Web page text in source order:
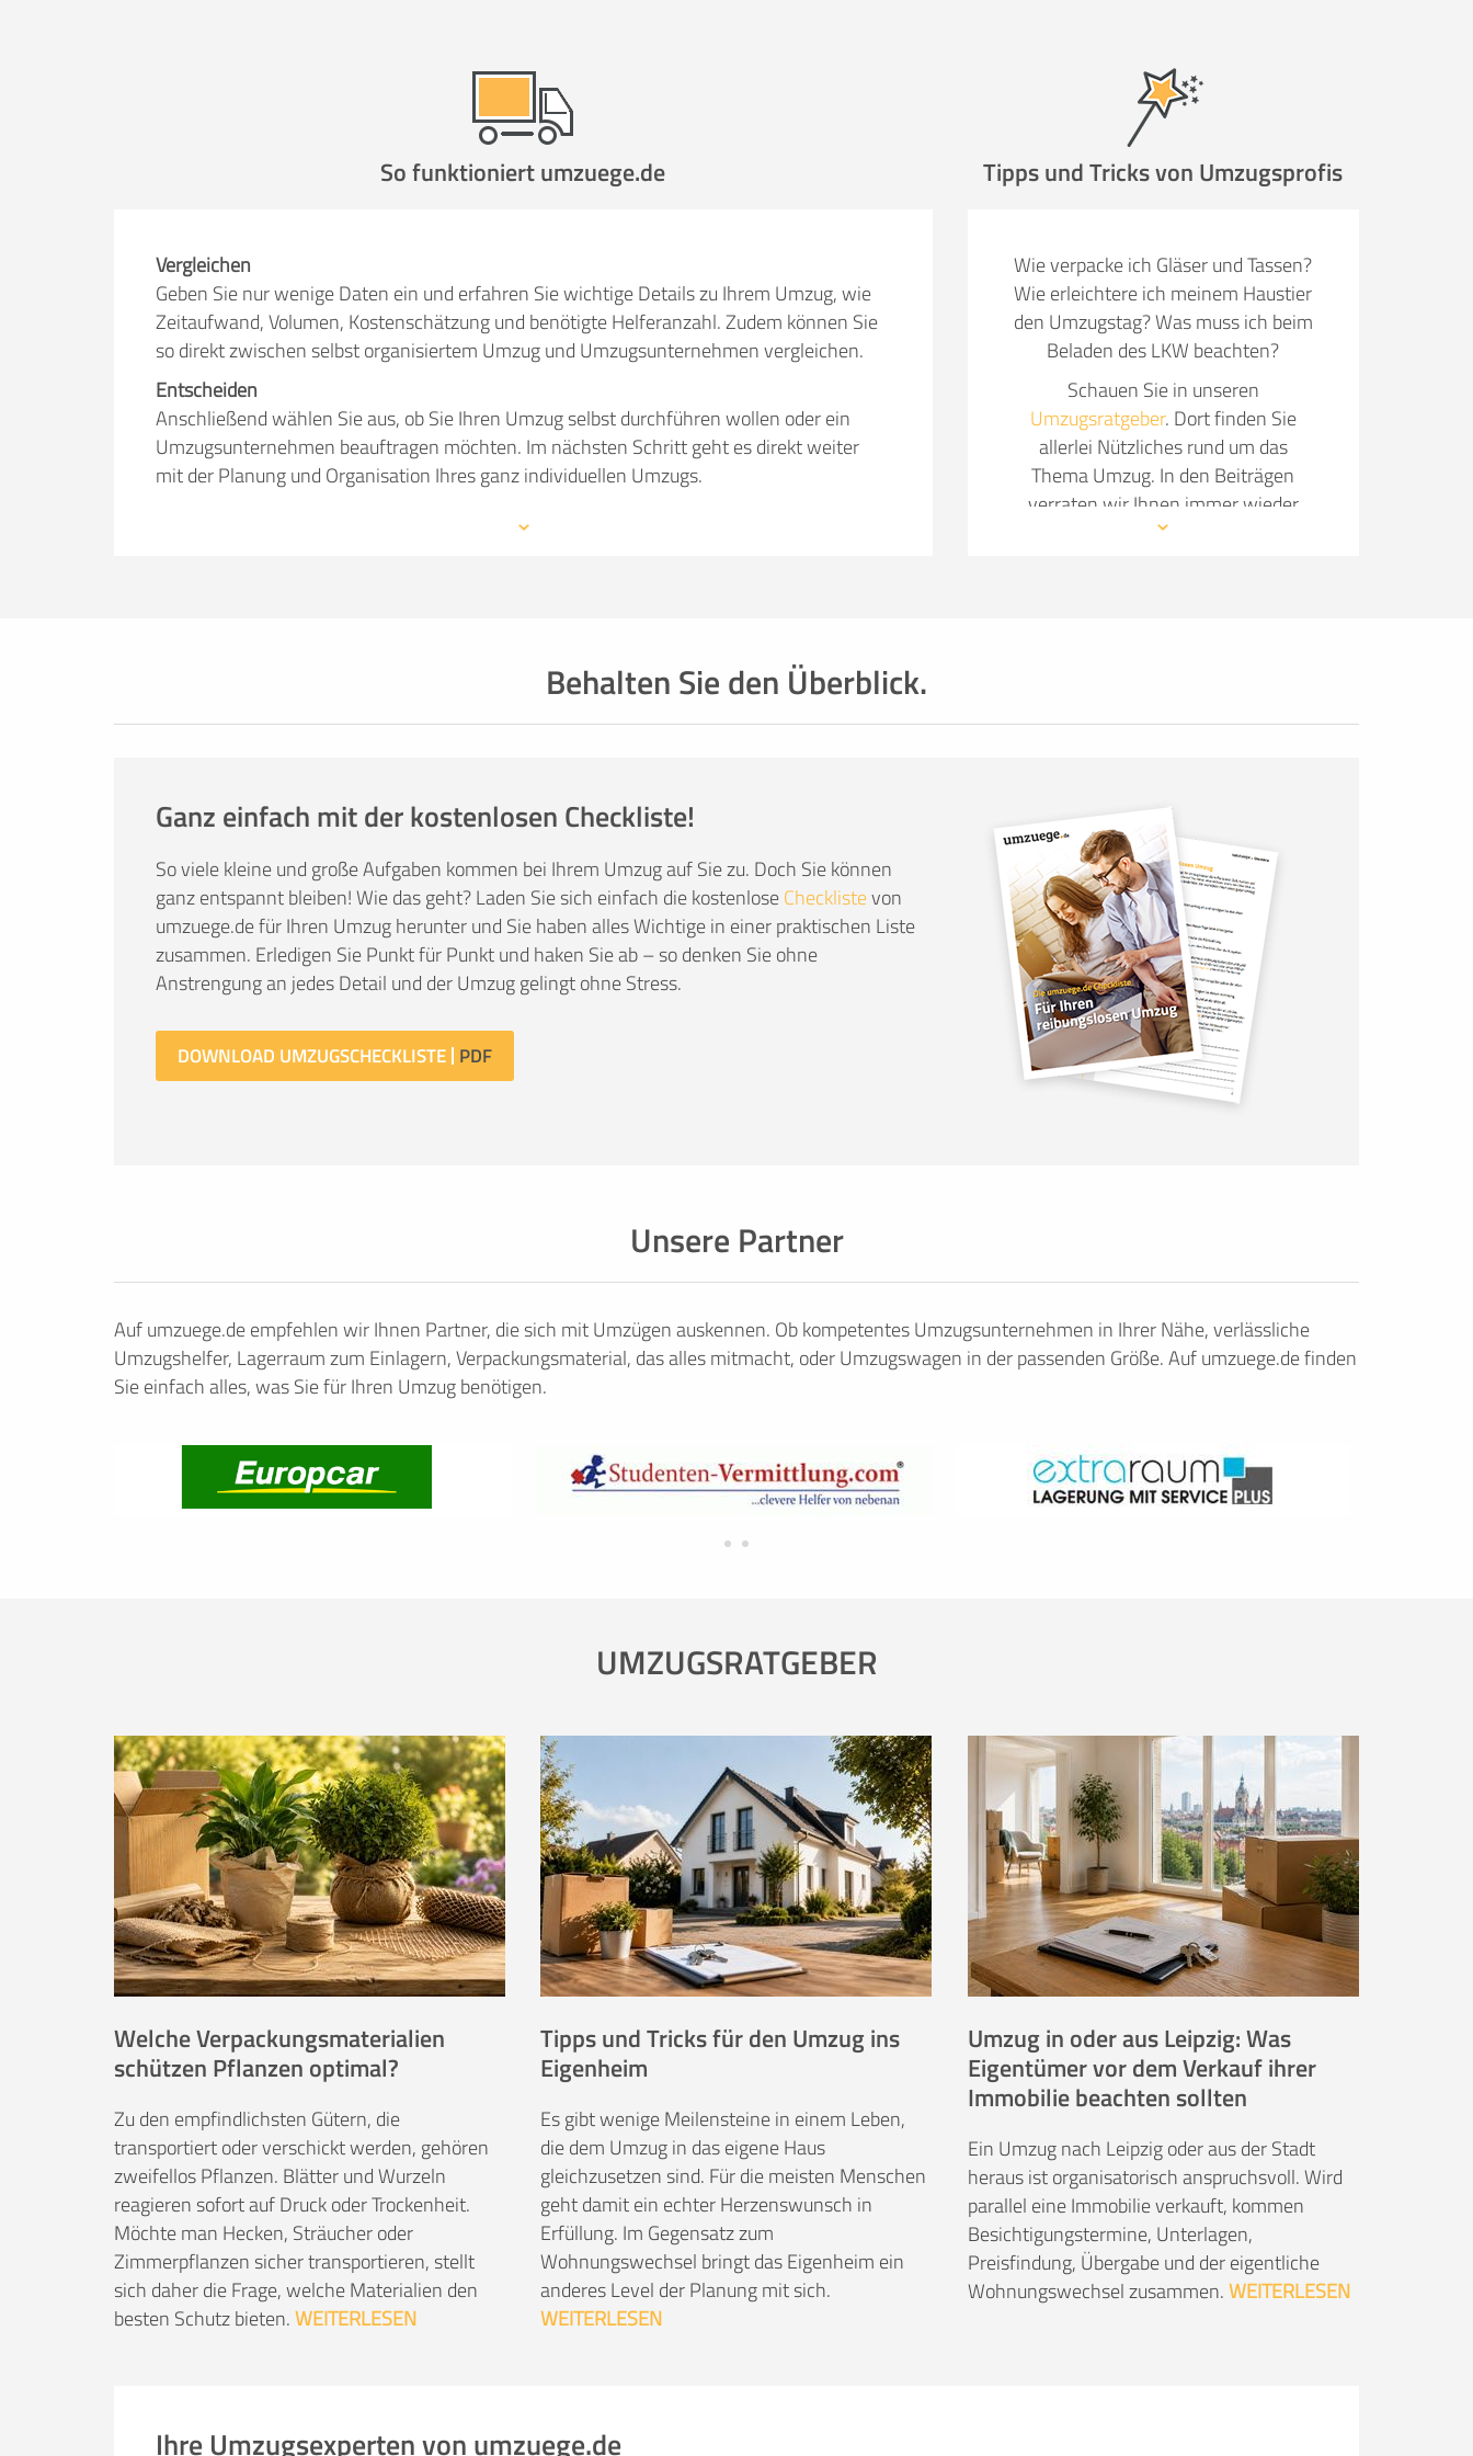
Stunden
Stunden
KOSTENSCHÄTZUNG:
€ -€ .
ICH WILL SELBST UMZIEHEN
Mit Umzugsunternehmen
Stunden
Stunden
KOSTENSCHÄTZUNG:
€ -€
ICH MÖCHTE ANGEBOTE ANFORDERN
So funktioniert umzuege.de
Vergleichen
Geben Sie nur wenige Daten ein und erfahren Sie wichtige Details zu Ihrem Umzug, wie
Zeitaufwand, Volumen, Kostenschätzung und benötigte Helferanzahl. Zudem können Sie
so direkt zwischen selbst organisiertem Umzug und Umzugsunternehmen vergleichen.
Entscheiden
Anschließend wählen Sie aus, ob Sie Ihren Umzug selbst durchführen wollen oder ein
Umzugsunternehmen beauftragen möchten. Im nächsten Schritt geht es direkt weiter
mit der Planung und Organisation Ihres ganz individuellen Umzugs.
Tipps und Tricks von Umzugsprofis
Wie verpacke ich Gläser und Tassen?
Wie erleichtere ich meinem Haustier
den Umzugstag? Was muss ich beim
Beladen des LKW beachten?
Schauen Sie in unseren
Umzugsratgeber. Dort finden Sie
allerlei Nützliches rund um das
Thema Umzug. In den Beiträgen
verraten wir Ihnen immer wieder
neue Details, wie Sie Ihren Umzug so
Behalten Sie den Überblick.
Ganz einfach mit der kostenlosen Checkliste!
So viele kleine und große Aufgaben kommen bei Ihrem Umzug auf Sie zu. Doch Sie können
ganz entspannt bleiben! Wie das geht? Laden Sie sich einfach die kostenloseChecklistevon
umzuege.de für Ihren Umzug herunter und Sie haben alles Wichtige in einer praktischen Liste
zusammen. Erledigen Sie Punkt für Punkt und haken Sie ab – so denken Sie ohne
Anstrengung an jedes Detail und der Umzug gelingt ohne Stress.
DOWNLOAD UMZUGSCHECKLISTE
Unsere Partner
Auf umzuege.de empfehlen wir Ihnen Partner, die sich mit Umzügen auskennen. Ob kompetentes Umzugsunternehmen in Ihrer Nähe, verlässliche
Umzugshelfer, Lagerraum zum Einlagern, Verpackungsmaterial, das alles mitmacht, oder Umzugswagen in der passenden Größe. Auf umzuege.de finden
Sie einfach alles, was Sie für Ihren Umzug benötigen.
UMZUGSRATGEBER
Welche Verpackungsmaterialien
schützen Pflanzen optimal?
Zu den empfindlichsten Gütern, die
transportiert oder verschickt werden, gehören
zweifellos Pflanzen. Blätter und Wurzeln
reagieren sofort auf Druck oder Trockenheit.
Möchte man Hecken, Sträucher oder
Zimmerpflanzen sicher transportieren, stellt
sich daher die Frage, welche Materialien den
besten Schutz bieten.WEITERLESEN
Tipps und Tricks für den Umzug ins
Eigenheim
Es gibt wenige Meilensteine in einem Leben,
die dem Umzug in das eigene Haus
gleichzusetzen sind. Für die meisten Menschen
geht damit ein echter Herzenswunsch in
Erfüllung. Im Gegensatz zum
Wohnungswechsel bringt das Eigenheim ein
anderes Level der Planung mit sich.
WEITERLESEN
Umzug in oder aus Leipzig: Was
Eigentümer vor dem Verkauf ihrer
Immobilie beachten sollten
Ein Umzug nach Leipzig oder aus der Stadt
heraus ist organisatorisch anspruchsvoll. Wird
parallel eine Immobilie verkauft, kommen
Besichtigungstermine, Unterlagen,
Preisfindung, Übergabe und der eigentliche
Wohnungswechsel zusammen.WEITERLESEN
Ihre Umzugsexperten von umzuege.de